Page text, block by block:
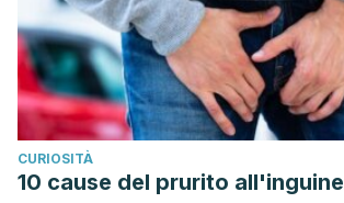
CURIOSITÀ
10 cause del prurito all'inguine